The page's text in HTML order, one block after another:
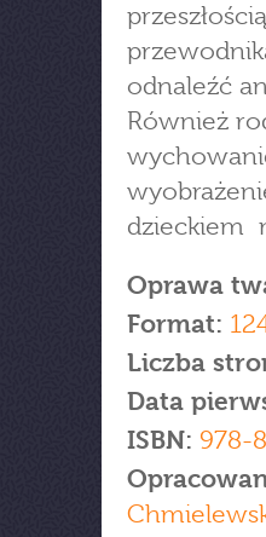
odnaleźć
Również
dzieckiem
Oprawa
Format:
Liczba
Data
ISBN: 978-